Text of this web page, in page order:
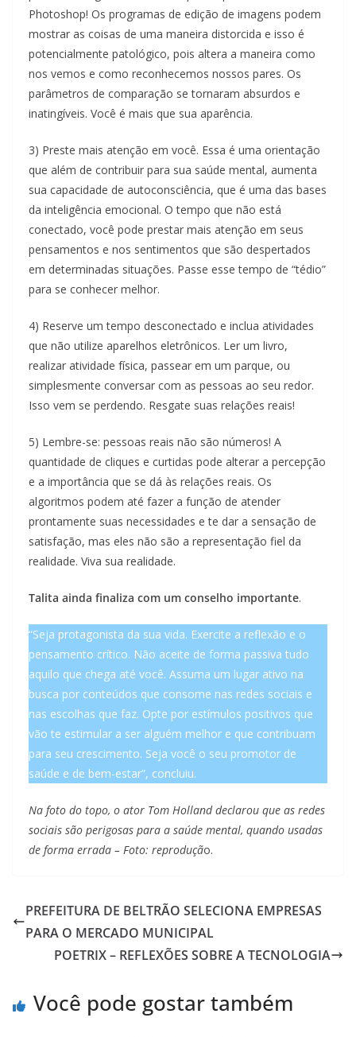
Photoshop! Os programas de edição de imagens podem
mostrar as coisas de uma maneira distorcida e isso é
potencialmente patológico, pois altera a maneira como
nos vemos e como reconhecemos nossos pares. Os
parâmetros de comparação se tornaram absurdos e
inatingíveis. Você é mais que sua aparência.
3) Preste mais atenção em você. Essa é uma orientação
que além de contribuir para sua saúde mental, aumenta
sua capacidade de autoconsciência, que é uma das bases
da inteligência emocional. O tempo que não está
conectado, você pode prestar mais atenção em seus
pensamentos e nos sentimentos que são despertados
em determinadas situações. Passe esse tempo de “tédio”
para se conhecer melhor.
4) Reserve um tempo desconectado e inclua atividades
que não utilize aparelhos eletrônicos. Ler um livro,
realizar atividade física, passear em um parque, ou
simplesmente conversar com as pessoas ao seu redor.
Isso vem se perdendo. Resgate suas relações reais!
5) Lembre-se: pessoas reais não são números! A
quantidade de cliques e curtidas pode alterar a percepção
e a importância que se dá às relações reais. Os
algoritmos podem até fazer a função de atender
prontamente suas necessidades e te dar a sensação de
satisfação, mas eles não são a representação fiel da
realidade. Viva sua realidade.
Talita ainda finaliza com um conselho importante.
“Seja protagonista da sua vida. Exercite a reflexão e o
pensamento crítico. Não aceite de forma passiva tudo
aquilo que chega até você. Assuma um lugar ativo na
busca por conteúdos que consome nas redes sociais e
nas escolhas que faz. Opte por estímulos positivos que
vão te estimular a ser alguém melhor e que contribuam
para seu crescimento. Seja você o seu promotor de
saúde e de bem-estar”, concluiu.
Na foto do topo, o ator Tom Holland declarou que as redes
sociais são perigosas para a saúde mental, quando usadas
de forma errada – Foto: reprodução.
PREFEITURA DE BELTRÃO SELECIONA EMPRESAS
PARA O MERCADO MUNICIPAL
POETRIX – REFLEXÕES SOBRE A TECNOLOGIA
Você pode gostar também